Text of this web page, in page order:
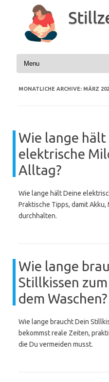
springen
MONATLICHE ARCHIVE: MÄRZ
Wie lange hält
elektrische
Alltag?
Wie lange hält Deine
Praktische Tipps, damit
durchhalten.
Wie lange
Stillkissen
dem Waschen?
Wie lange braucht Dein
bekommst reale Zeiten,
die Du vermeiden musst.